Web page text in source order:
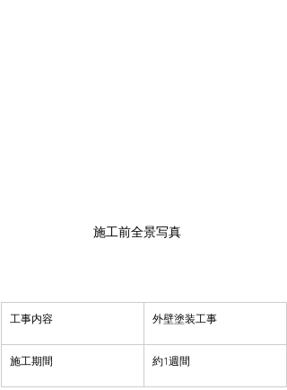
施工前全景写真
​工事内容 ​外壁塗装工事
​施工期間 約1週間